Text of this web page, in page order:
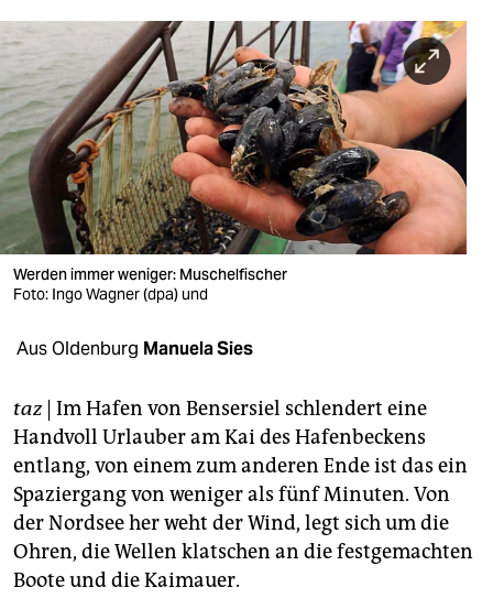
sport
berlin
nord
wahrheit
verlag
verlag
shop
fragen & hilfe
unterstützen
abo
genossenschaft
epaper login
Werden immer weniger: Muschelfischer
Foto: Ingo Wagner (dpa) und
Aus Oldenburg Manuela Sies
taz| Im Hafen von Bensersiel schlendert eine
Handvoll Urlauber am Kai des Hafenbeckens
entlang, von einem zum anderen Ende ist das ein
Spaziergang von weniger als fünf Minuten. Von
der Nordsee her weht der Wind, legt sich um die
Ohren, die Wellen klatschen an die festgemachten
Boote und die Kaimauer.